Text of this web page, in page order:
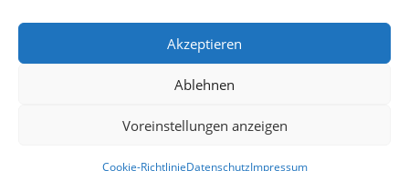
Akzeptieren
Ablehnen
Voreinstellungen anzeigen
Cookie-RichtlinieDatenschutzImpressum
Datenschutz
Haftungsausschluss
Copyright 2023 - DT COLLECTION